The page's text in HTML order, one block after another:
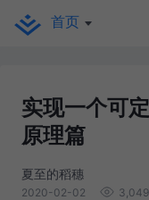
首页
实现一个可
原理篇
夏至的稻穗
2020-02-02 3,049